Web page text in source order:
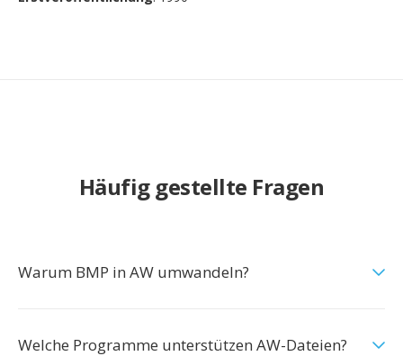
Häufig gestellte Fragen
Warum BMP in AW umwandeln?
Welche Programme unterstützen AW-Dateien?